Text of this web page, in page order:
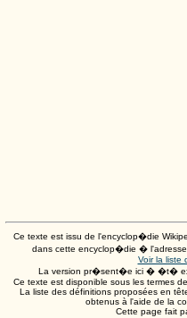
Ce texte est issu de l'encyclop�die
dans cette encyclop�die � l'adresse
Voir la liste
La version pr�sent�e ici � �t�
Ce texte est disponible sous les termes
La liste des définitions proposées en
obtenus à l'aide de la
Cette page fait